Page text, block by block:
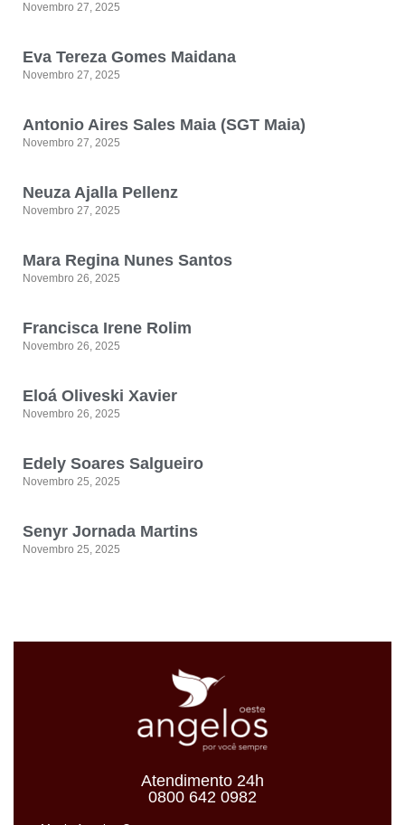
Novembro 27, 2025
Eva Tereza Gomes Maidana
Novembro 27, 2025
Antonio Aires Sales Maia (SGT Maia)
Novembro 27, 2025
Neuza Ajalla Pellenz
Novembro 27, 2025
Mara Regina Nunes Santos
Novembro 26, 2025
Francisca Irene Rolim
Novembro 26, 2025
Eloá Oliveski Xavier
Novembro 26, 2025
Edely Soares Salgueiro
Novembro 25, 2025
Senyr Jornada Martins
Novembro 25, 2025
Atendimento 24h
0800 642 0982